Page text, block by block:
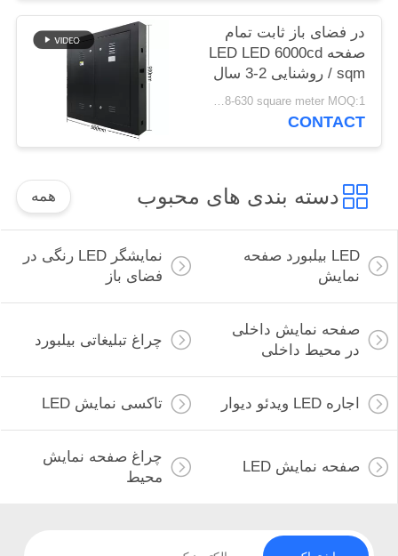
در فضای باز ثابت تمام
صفحه LED LED 6000cd
/ sqm روشنایی 2-3 سال
ضمانت
USD 598-630 square meter MOQ:1 متر مربع
CONTACT
دسته بندی های محبوب همه
LED بیلبورد صفحه
نمایش
نمایشگر LED رنگی در
فضای باز
صفحه نمایش داخلی
در محیط داخلی
چراغ تبلیغاتی بیلبورد
اجاره LED ویدئو دیوار تاکسی نمایش LED
صفحه نمایش LED
چراغ صفحه نمایش
محیط